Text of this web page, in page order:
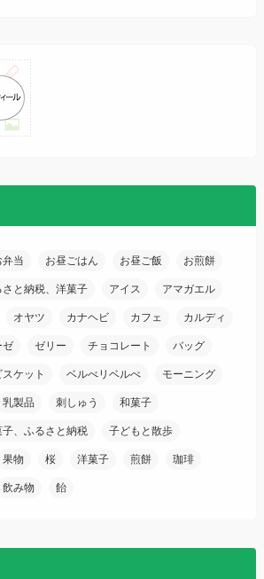
弁当 お昼ごはん お昼ご飯 お煎餅
さと納税、洋菓子 アイス アマガエル
オヤツ カナヘビ カフェ カルディ
ゼ ゼリー チョコレート バッグ
スケット ベルべリベルべ モーニング
乳製品 刺しゅう 和菓子
子、ふるさと納税 子どもと散歩
果物 桜 洋菓子 煎餅 珈琲
飲み物 飴